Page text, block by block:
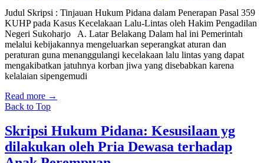
Judul Skripsi : Tinjauan Hukum Pidana dalam Penerapan Pasal 359
KUHP pada Kasus Kecelakaan Lalu-Lintas oleh Hakim Pengadilan
Negeri Sukoharjo A. Latar Belakang Dalam hal ini Pemerintah
melalui kebijakannya mengeluarkan seperangkat aturan dan
peraturan guna menanggulangi kecelakaan lalu lintas yang dapat
mengakibatkan jatuhnya korban jiwa yang disebabkan karena
kelalaian sipengemudi
Read more →
Back to Top
Skripsi Hukum Pidana: Kesusilaan yg
dilakukan oleh Pria Dewasa terhadap